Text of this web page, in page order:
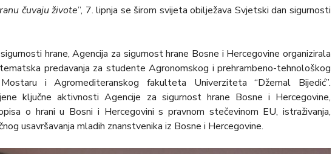
čuvaju živote”, 7. lipnja se širom svijeta obilježava Svjetski dan sigurnosti
hrane, Agencija za sigurnost hrane Bosne i Hercegovine organizirala
predavanja za studente Agronomskog i prehrambeno-tehnološkog
i Agromediteranskog fakulteta Univerziteta “Džemal Bijedić”.
ključne aktivnosti Agencije za sigurnost hrane Bosne i Hercegovine,
o hrani u Bosni i Hercegovini s pravnom stečevinom EU, istraživanja,
usavršavanja mladih znanstvenika iz Bosne i Hercegovine.